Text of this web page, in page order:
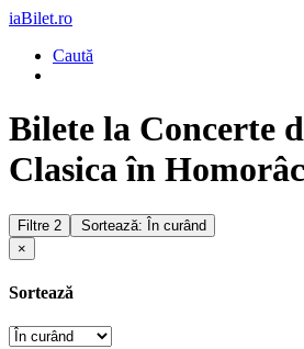
iaBilet.ro
Caută
Bilete la Concerte
Clasica în
Filtre 2
Sortează: În curând
×
Sortează